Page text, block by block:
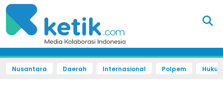
Nusantara Daerah Internasional Polpem